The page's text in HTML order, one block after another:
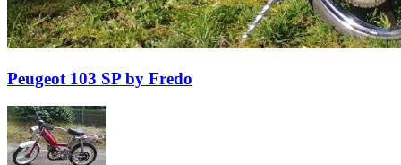
Peugeot 103 SP by Fredo